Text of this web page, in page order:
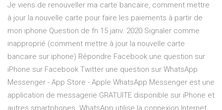
Je viens de renouveller ma carte bancaire, comment mettre
à jour la nouvelle carte pour faire les paiements à partir de
mon iphone Question de fn 15 janv. 2020 Signaler comme
inapproprié (comment mettre à jour la nouvelle carte
bancaire sur iphone) Répondre Facebook une question sur
iPhone sur Facebook Twitter une question sur ‎WhatsApp
Messenger - App Store - Apple WhatsApp Messenger est une
application de messagerie GRATUITE disponible sur iPhone et